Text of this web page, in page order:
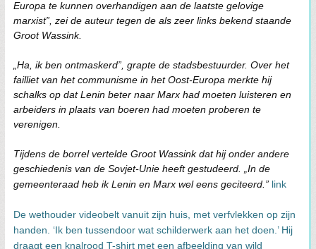
Europa te kunnen overhandigen aan de laatste gelovige
marxist”, zei de auteur tegen de als zeer links bekend staande
Groot Wassink.
„Ha, ik ben ontmaskerd”, grapte de stadsbestuurder. Over het
failliet van het communisme in het Oost-Europa merkte hij
schalks op dat Lenin beter naar Marx had moeten luisteren en
arbeiders in plaats van boeren had moeten proberen te
verenigen.
Tijdens de borrel vertelde Groot Wassink dat hij onder andere
geschiedenis van de Sovjet-Unie heeft gestudeerd. „In de
gemeenteraad heb ik Lenin en Marx wel eens geciteerd.” link
De wethouder videobelt vanuit zijn huis, met verfvlekken op zijn
handen. ‘Ik ben tussendoor wat schilderwerk aan het doen.’ Hij
draagt een knalrood T-shirt met een afbeelding van wild